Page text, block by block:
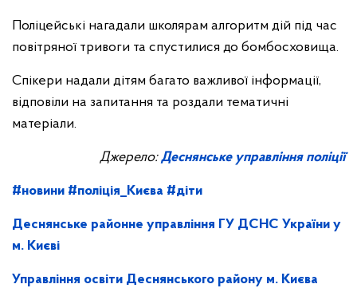
Поліцейські нагадали школярам алгоритм дій під час
повітряної тривоги та спустилися до бомбосховища.
Спікери надали дітям багато важливої інформації,
відповіли на запитання та роздали тематичні
матеріали.
Джерело:Деснянське управління поліції
#новини #поліція_Києва #діти
Деснянське районне управління ГУ ДСНС України у
м. Києві
Управління освіти Деснянського району м. Києва